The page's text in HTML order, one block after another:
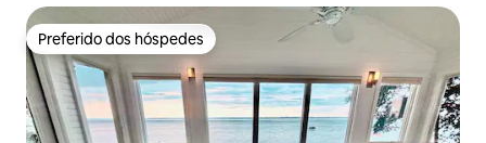
Preferido dos hóspedes
Preferido dos hóspedes